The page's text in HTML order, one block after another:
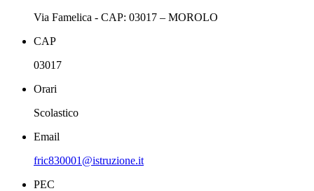
Via Famelica - CAP: 03017 – MOROLO
CAP
03017
Orari
Scolastico
Email
fric830001@istruzione.it
PEC